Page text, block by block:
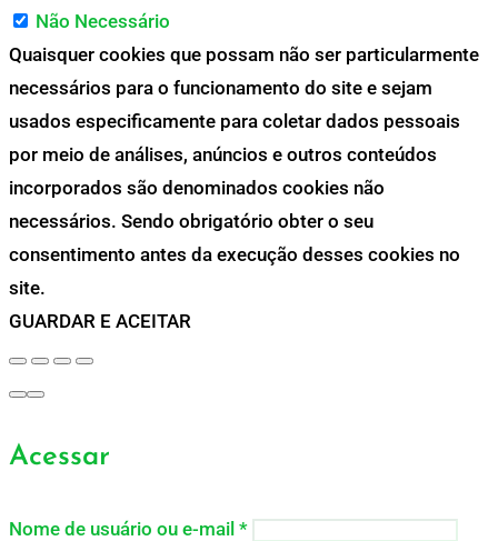
Não Necessário
Quaisquer cookies que possam não ser particularmente
necessários para o funcionamento do site e sejam
usados especificamente para coletar dados pessoais
por meio de análises, anúncios e outros conteúdos
incorporados são denominados cookies não
necessários. Sendo obrigatório obter o seu
consentimento antes da execução desses cookies no
site.
GUARDAR E ACEITAR
Acessar
Nome de usuário ou e-mail *